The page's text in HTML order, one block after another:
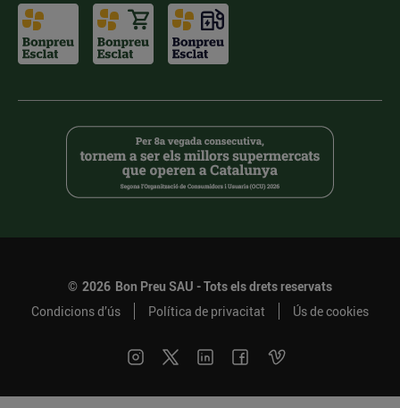
© 2026 Bon Preu SAU - Tots els drets reservats
Condicions d’ús
Política de privacitat Ús de cookies